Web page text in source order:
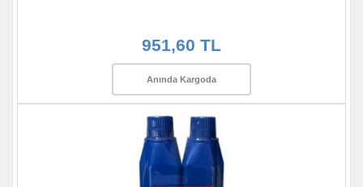
951,60 TL
Anında Kargoda